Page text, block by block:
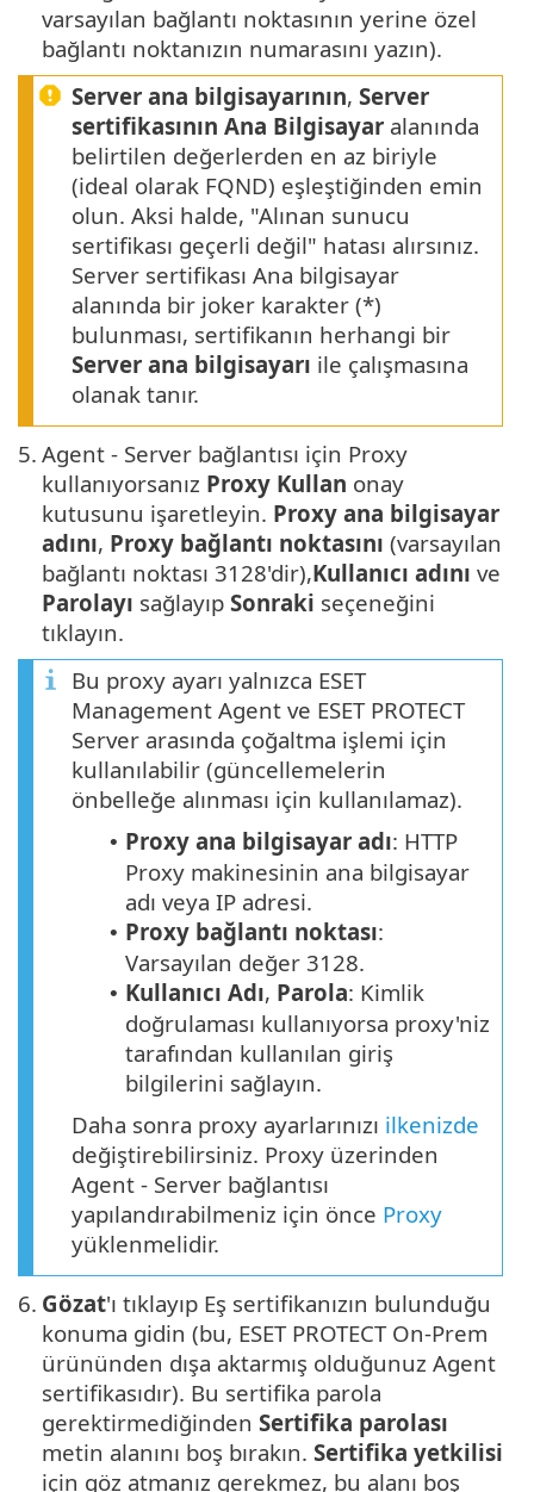
varsayılan bağlantı noktasının yerine özel
bağlantı noktanızın numarasını yazın).
Server ana bilgisayarının, Server
sertifikasının Ana Bilgisayar alanında
belirtilen değerlerden en az biriyle
(ideal olarak FQND) eşleştiğinden emin
olun. Aksi halde, "Alınan sunucu
sertifikası geçerli değil" hatası alırsınız.
Server sertifikası Ana bilgisayar
alanında bir joker karakter (*)
bulunması, sertifikanın herhangi bir
Server ana bilgisayarı ile çalışmasına
olanak tanır.
5. Agent - Server bağlantısı için Proxy
kullanıyorsanız Proxy Kullan onay
kutusunu işaretleyin. Proxy ana bilgisayar
adını, Proxy bağlantı noktasını (varsayılan
bağlantı noktası 3128'dir),Kullanıcı adını ve
Parolayı sağlayıp Sonraki seçeneğini
tıklayın.
Bu proxy ayarı yalnızca ESET
Management Agent ve ESET PROTECT
Server arasında çoğaltma işlemi için
kullanılabilir (güncellemelerin
önbelleğe alınması için kullanılamaz).
• Proxy ana bilgisayar adı: HTTP
Proxy makinesinin ana bilgisayar
adı veya IP adresi.
• Proxy bağlantı noktası:
Varsayılan değer 3128.
• Kullanıcı Adı, Parola: Kimlik
doğrulaması kullanıyorsa proxy'niz
tarafından kullanılan giriş
bilgilerini sağlayın.
Daha sonra proxy ayarlarınızı ilkenizde
değiştirebilirsiniz. Proxy üzerinden
Agent - Server bağlantısı
yapılandırabilmeniz için önce Proxy
yüklenmelidir.
6. Gözat'ı tıklayıp Eş sertifikanızın bulunduğu
konuma gidin (bu, ESET PROTECT On-Prem
ürününden dışa aktarmış olduğunuz Agent
sertifikasıdır). Bu sertifika parola
gerektirmediğinden Sertifika parolası
metin alanını boş bırakın. Sertifika yetkilisi
için göz atmanız gerekmez, bu alanı boş